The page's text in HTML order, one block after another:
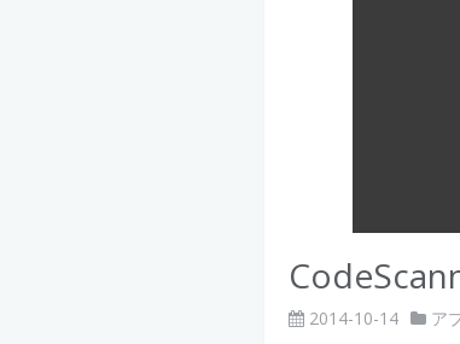
2014-10-14 ア